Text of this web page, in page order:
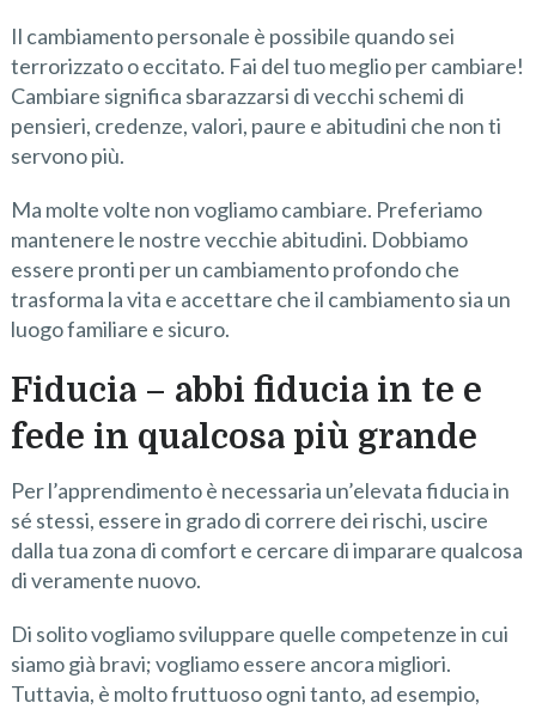
Il cambiamento personale è possibile quando sei
terrorizzato o eccitato. Fai del tuo meglio per cambiare!
Cambiare significa sbarazzarsi di vecchi schemi di
pensieri, credenze, valori, paure e abitudini che non ti
servono più.
Ma molte volte non vogliamo cambiare. Preferiamo
mantenere le nostre vecchie abitudini. Dobbiamo
essere pronti per un cambiamento profondo che
trasforma la vita e accettare che il cambiamento sia un
luogo familiare e sicuro.
Fiducia – abbi fiducia in te e
fede in qualcosa più grande
Per l’apprendimento è necessaria un’elevata fiducia in
sé stessi, essere in grado di correre dei rischi, uscire
dalla tua zona di comfort e cercare di imparare qualcosa
di veramente nuovo.
Di solito vogliamo sviluppare quelle competenze in cui
siamo già bravi; vogliamo essere ancora migliori.
Tuttavia, è molto fruttuoso ogni tanto, ad esempio,